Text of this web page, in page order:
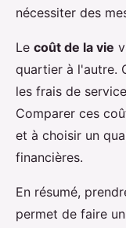
nécessiter des
Le coût de la vie
quartier à l'autre.
les frais de
Comparer ces
et à choisir un
financières.
En résumé,
permet de faire